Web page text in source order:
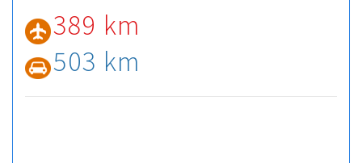
389 km
503 km